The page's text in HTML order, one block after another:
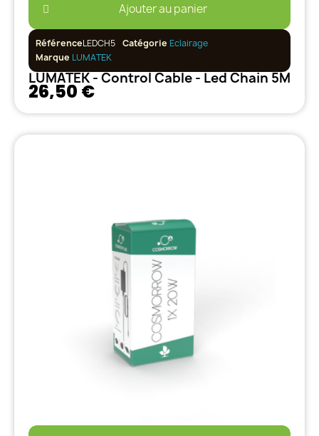
Ajouter au panier
RéférenceLEDCH5 Catégorie Eclairage
Marque LUMATEK
LUMATEK - Control Cable - Led Chain 5M
26,50 €